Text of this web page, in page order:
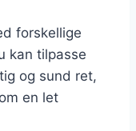
forskellige
kan tilpasse
og sund ret,
en let